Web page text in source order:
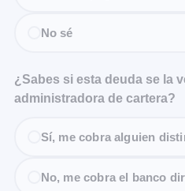
No sé
¿Sabes si esta deuda se la
administradora de cartera?
Sí, me cobra alguien
No, me cobra el banco